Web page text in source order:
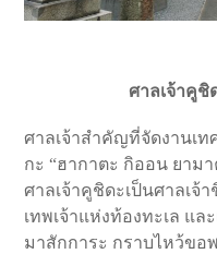
ศาลเจ้าคูชิ
ศาลเจ้าสำคัญที่จัดงานเ
กะ “ฮากาตะ กิออน ยามาค
ศาลเจ้าคูชิดะเป็นศาลเจ้
เทพเจ้าแห่งท้องทะเล แ
มาสักการะ กราบไหว้ขอ